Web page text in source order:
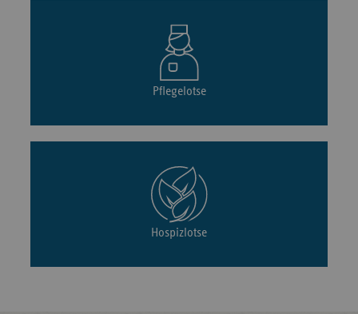
Pflegelotse
Hospizlotse